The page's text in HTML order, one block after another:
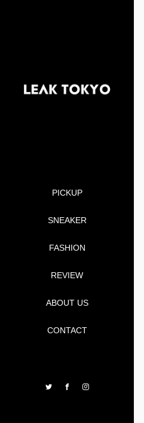
PICKUP
SNEAKER
FASHION
REVIEW
ABOUT US
CONTACT
TwitterFacebook